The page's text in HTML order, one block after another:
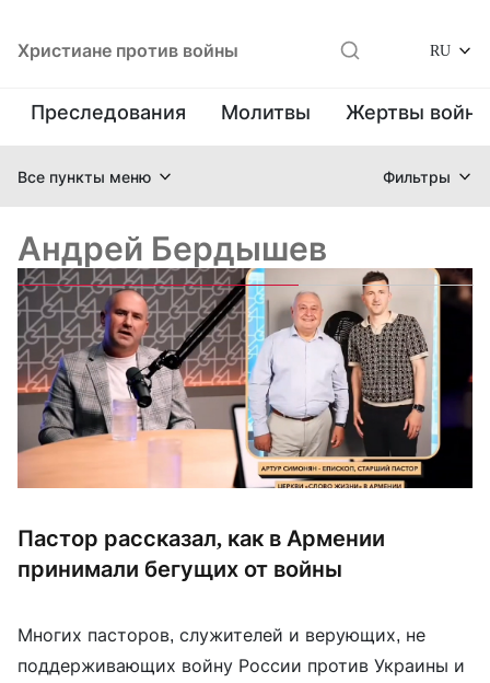
Христиане против войны RU
Преследования Молитвы Жертвы
Все пункты меню Фильтры
Андрей Бердышев
Пастор рассказал, как в Армении
принимали бегущих от войны
Многих пасторов, служителей и верующих, не
поддерживающих войну России против Украины и